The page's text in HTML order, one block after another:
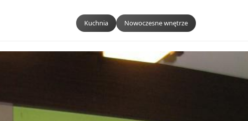
Kuchnia Nowoczesne wnętrze